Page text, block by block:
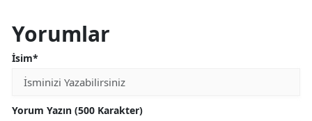
Yorumlar
İsim*
Yorum Yazın (500 Karakter)